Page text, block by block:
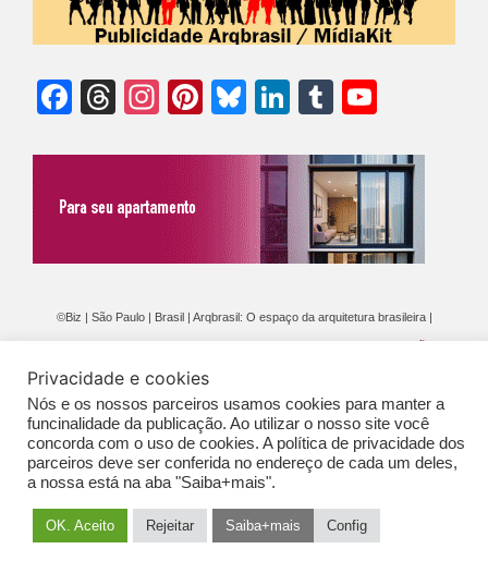
Facebook
Threads
Instagram
Pinterest
Bluesky
LinkedIn
Tumblr
©Biz | São Paulo | Brasil | Arqbrasil: O espaço da arquitetura brasileira |
GERAIS DE PUBLICAÇÃO (CGP
Privacidade e cookies
Nós e os nossos parceiros usamos cookies para manter a
funcinalidade da publicação. Ao utilizar o nosso site você
concorda com o uso de cookies. A política de privacidade dos
parceiros deve ser conferida no endereço de cada um deles,
a nossa está na aba "Saiba+mais".
OK. Aceito Rejeitar Saiba+mais Config